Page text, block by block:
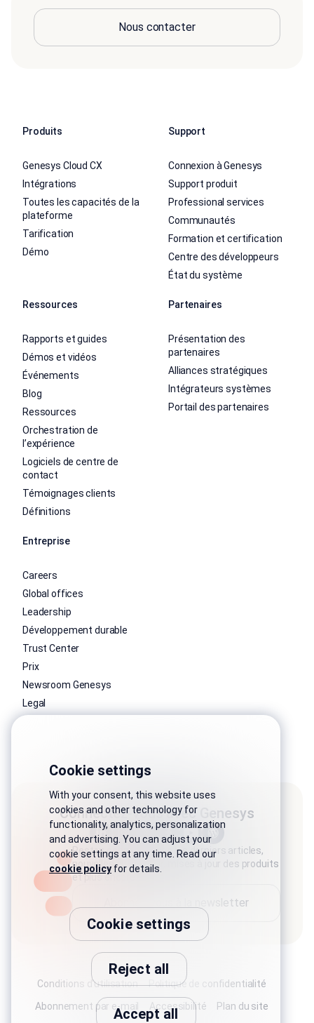
Nous contacter
Produits
Genesys Cloud CX
Intégrations
Toutes les capacités de la
plateforme
Tarification
Démo
Support
Connexion à Genesys
Support produit
Professional services
Communautés
Formation et certification
Centre des développeurs
État du système
Ressources
Rapports et guides
Démos et vidéos
Événements
Blog
Ressources
Orchestration de
l’expérience
Logiciels de centre de
contact
Témoignages clients
Définitions
Partenaires
Présentation des
partenaires
Alliances stratégiques
Intégrateurs systèmes
Portail des partenaires
Entreprise
Careers
Global offices
Leadership
Développement durable
Trust Center
Prix
Newsroom Genesys
Legal
Connectez-vous avec Genesys
Restez connecté avec les derniers articles,
nouvelles du secteur, mises à jour des produits
et plus encore.
Abonnez-vous à la newsletter
Conditions d'utilisation
Politique de confidentialité
Abonnement par e-mail
Accessibilité Plan du site
Cookie settings
With your consent, this website uses
cookies and other technology for
functionality, analytics, personalization
and advertising. You can adjust your
cookie settings at any time. Read our
cookie policy for details.
Cookie settings
Reject all
Accept all